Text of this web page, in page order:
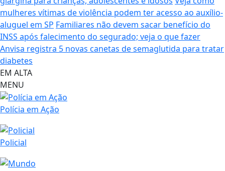
mulheres vítimas de violência podem ter acesso ao auxílio-
aluguel em SP Familiares não devem sacar benefício do
INSS após falecimento do segurado; veja o que fazer
Anvisa registra 5 novas canetas de semaglutida para tratar
diabetes
EM ALTA
MENU
Polícia em Ação
Policial